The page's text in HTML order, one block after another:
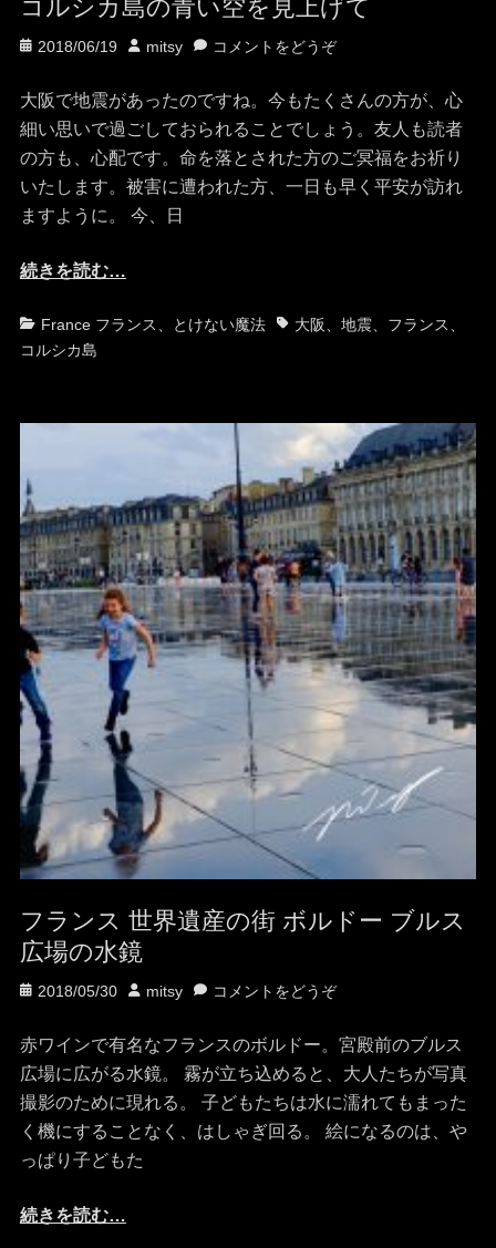
コルシカ島の青い空を見上げて
投
日
2018/06/19
投
者
mitsy コメントをどうぞ
大阪で地震があったのですね。今もたくさんの方が、心
細い思いで過ごしておられることでしょう。友人も読者
の方も、心配です。命を落とされた方のご冥福をお祈り
いたします。被害に遭われた方、一日も早く平安が訪れ
ますように。 今、日
続きを読む…
カ
テ
ー
France フランス とけない魔法
タ 大阪 地震、 フランス
コルシカ島
フランス 世界遺産の街 ボルドー ブルス
広場の水鏡
投
日
2018/05/30
投
者
mitsy コメントをどうぞ
赤ワインで有名なフランスのボルドー。宮殿前のブルス
広場に広がる水鏡。 霧が立ち込めると、大人たちが写真
撮影のために現れる。 子どもたちは水に濡れてもまった
く機にすることなく、はしゃぎ回る。 絵になるのは、や
っぱり子どもた
続きを読む…